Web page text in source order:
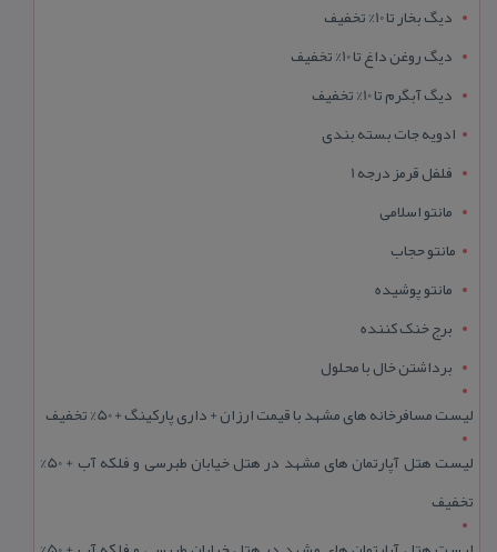
دیگ بخار تا 10% تخفیف
دیگ روغن داغ تا 10% تخفیف
دیگ آبگرم تا 10% تخفیف
ادویه جات بسته بندی
فلفل قرمز درجه 1
مانتو اسلامی
مانتو حجاب
مانتو پوشیده
برج خنک کننده
برداشتن خال با محلول
لیست مسافرخانه های مشهد با قیمت ارزان + داری پارکینگ + 50% تخفیف
لیست هتل آپارتمان های مشهد در هتل خیابان طبرسی و فلکه آب + 50%
تخفیف